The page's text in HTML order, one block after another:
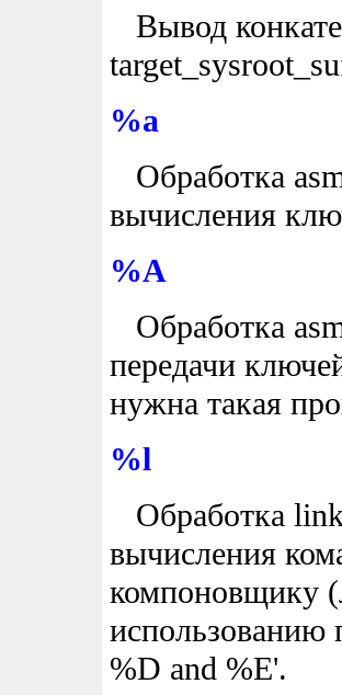
Вывод
%a
Обработка
вычисления
%A
Обработка
передачи
нужна такая
%l
Обработка link
вычисления
компоновщику
использованию
%D and %E'.